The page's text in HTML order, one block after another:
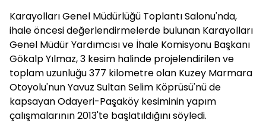
Karayolları Genel Müdürlüğü Toplantı Salonu'nda,
ihale öncesi değerlendirmelerde bulunan Karayolları
Genel Müdür Yardımcısı ve İhale Komisyonu Başkanı
Gökalp Yılmaz, 3 kesim halinde projelendirilen ve
toplam uzunluğu 377 kilometre olan Kuzey Marmara
Otoyolu'nun Yavuz Sultan Selim Köprüsü'nü de
kapsayan Odayeri-Paşaköy kesiminin yapım
çalışmalarının 2013'te başlatıldığını söyledi.